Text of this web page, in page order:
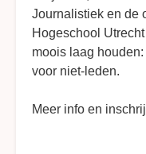
Journalistiek en de
Hogeschool
moois laag
voor niet-leden.
Meer info en